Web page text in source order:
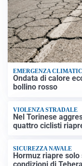
EMERGENZA
Ondata di calore
bollino rosso
VIOLENZA STRADALE
Nel Torinese
quattro ciclisti
SICUREZZA NAVALE
Hormuz riapre